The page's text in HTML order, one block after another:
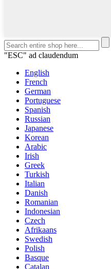
"ESC" ad claudendum
English
French
German
Portuguese
Spanish
Russian
Japanese
Korean
Arabic
Irish
Greek
Turkish
Italian
Danish
Romanian
Indonesian
Czech
Afrikaans
Swedish
Polish
Basque
Catalan